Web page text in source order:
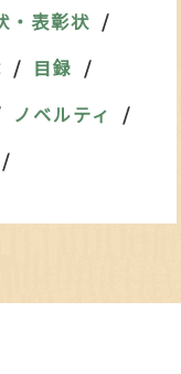
・表彰状
目録
ノベルティ